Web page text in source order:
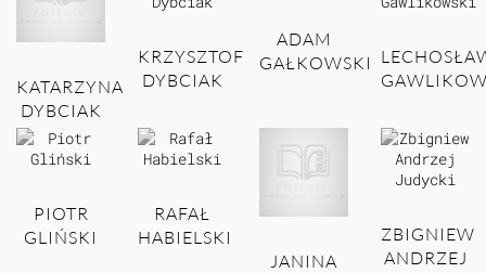
KATARZYNA
DYBCIAK
KRZYSZTOF
DYBCIAK
ADAM
GAŁKOWSKI
PIOTR
GLIŃSKI
RAFAŁ
HABIELSKI
JANINA
ZBIGNIEW
ANDRZEJ